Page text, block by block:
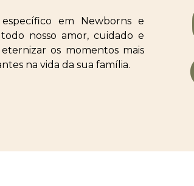
em Newborns e
nosso amor, cuidado e
os momentos mais
na vida da sua família.